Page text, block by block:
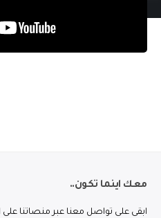
معك اينما تكون..
ابقى على تواصل معنا عبر منصاتنا على